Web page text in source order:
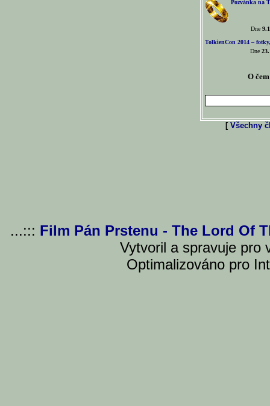
Pozvánka na
Dne
TolkienCon 2014 –
Dne
O
[ Všechny
...::: Film Pán Prstenu - The Lord Of
Vytvoril a spravuje pro
Optimalizováno pro